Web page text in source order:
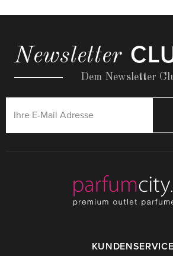
Newsletter
Dem Newsletter
KUNDENSERVICE